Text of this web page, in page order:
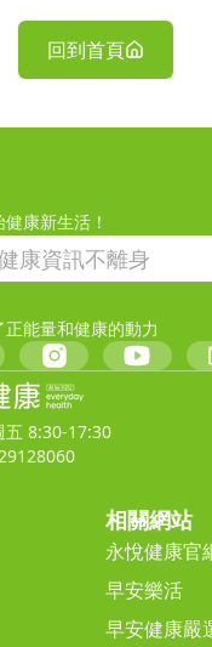
回到首頁
康新生活！
能量和健康的動力
五 8:30-17:30
相關網站
永悅健康官
早安樂活
早安健康嚴